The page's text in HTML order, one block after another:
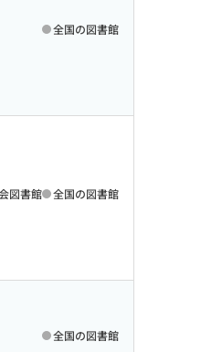
全国の図書館
図書館 全国の図書館
全国の図書館